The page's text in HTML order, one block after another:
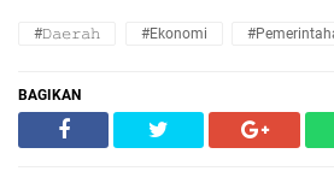
#𝙳𝚊𝚎𝚛𝚊𝚑 #Ekonomi
BAGIKAN